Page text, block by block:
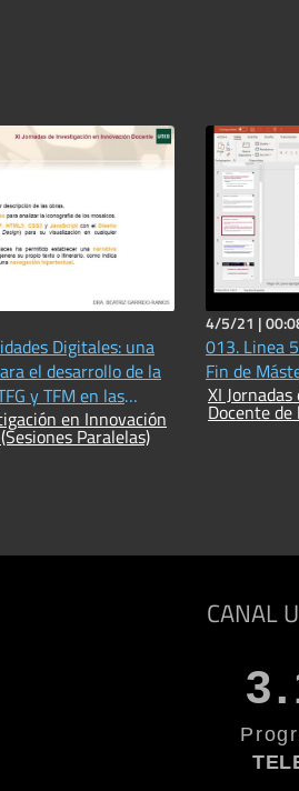
Digitales: una
el desarrollo de la
y TFM en las
en Innovación
Paralelas)
4/5/21 |
013. Linea
Fin de
XI
Docente de
CANAL